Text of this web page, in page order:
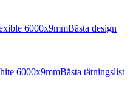
6000x9mmBästa design
6000x9mmBästa tätningslist